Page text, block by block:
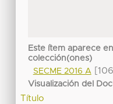
Este ítem aparece
colección(ones)
SECME 2016 A
Visualización del
Título